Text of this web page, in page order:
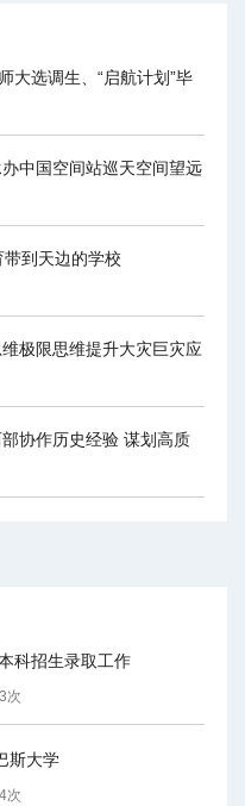
大选调生、“启航计划”毕
中国空间站巡天空间望远
带到天边的学校
极限思维提升大灾巨灾应
协作历史经验 谋划高质
科招生录取工作
次
斯大学
次